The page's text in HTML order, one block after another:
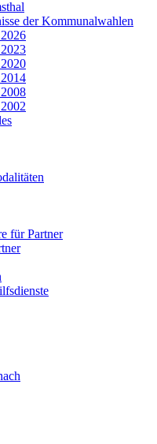
der Kommunalwahlen
für Partner